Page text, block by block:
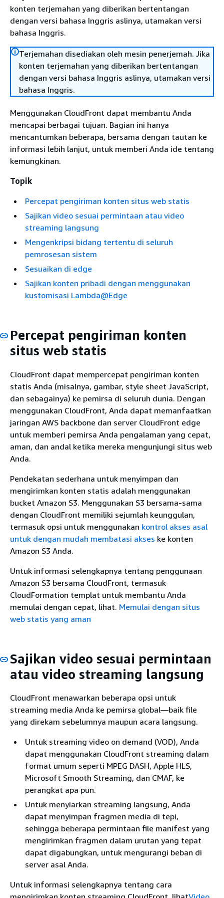
konten terjemahan yang diberikan bertentangan
dengan versi bahasa Inggris aslinya, utamakan versi
bahasa Inggris.
Terjemahan disediakan oleh mesin penerjemah. Jika
konten terjemahan yang diberikan bertentangan
dengan versi bahasa Inggris aslinya, utamakan versi
bahasa Inggris.
Menggunakan CloudFront dapat membantu Anda
mencapai berbagai tujuan. Bagian ini hanya
mencantumkan beberapa, bersama dengan tautan ke
informasi lebih lanjut, untuk memberi Anda ide tentang
kemungkinan.
Topik
Percepat pengiriman konten situs web statis
Sajikan video sesuai permintaan atau video
streaming langsung
Mengenkripsi bidang tertentu di seluruh
pemrosesan sistem
Sesuaikan di edge
Sajikan konten pribadi dengan menggunakan
kustomisasi Lambda@Edge
Percepat pengiriman konten
situs web statis
CloudFront dapat mempercepat pengiriman konten
statis Anda (misalnya, gambar, style sheet JavaScript,
dan sebagainya) ke pemirsa di seluruh dunia. Dengan
menggunakan CloudFront, Anda dapat memanfaatkan
jaringan AWS backbone dan server CloudFront edge
untuk memberi pemirsa Anda pengalaman yang cepat,
aman, dan andal ketika mereka mengunjungi situs web
Anda.
Pendekatan sederhana untuk menyimpan dan
mengirimkan konten statis adalah menggunakan
bucket Amazon S3. Menggunakan S3 bersama-sama
dengan CloudFront memiliki sejumlah keunggulan,
termasuk opsi untuk menggunakan kontrol akses asal
untuk dengan mudah membatasi akses ke konten
Amazon S3 Anda.
Untuk informasi selengkapnya tentang penggunaan
Amazon S3 bersama CloudFront, termasuk
CloudFormation templat untuk membantu Anda
memulai dengan cepat, lihat. Memulai dengan situs
web statis yang aman
Sajikan video sesuai permintaan
atau video streaming langsung
CloudFront menawarkan beberapa opsi untuk
streaming media Anda ke pemirsa global—baik file
yang direkam sebelumnya maupun acara langsung.
Untuk streaming video on demand (VOD), Anda
dapat menggunakan CloudFront streaming dalam
format umum seperti MPEG DASH, Apple HLS,
Microsoft Smooth Streaming, dan CMAF, ke
perangkat apa pun.
Untuk menyiarkan streaming langsung, Anda
dapat menyimpan fragmen media di tepi,
sehingga beberapa permintaan file manifest yang
mengirimkan fragmen dalam urutan yang tepat
dapat digabungkan, untuk mengurangi beban di
server asal Anda.
Untuk informasi selengkapnya tentang cara